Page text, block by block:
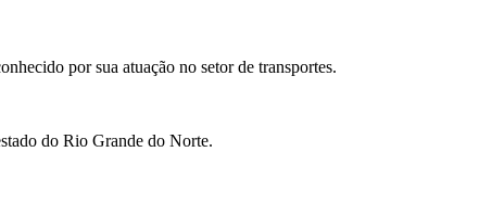
por sua atuação no setor de transportes.
do Rio Grande do Norte.